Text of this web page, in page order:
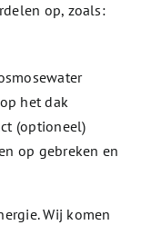
op, zoals:
het dak
(optioneel)
op gebreken en
Wij komen